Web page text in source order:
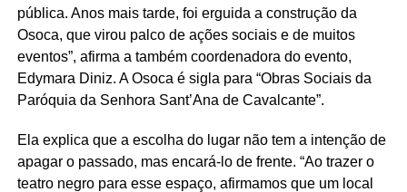
pública. Anos mais tarde, foi erguida a construção da
Osoca, que virou palco de ações sociais e de muitos
eventos”, afirma a também coordenadora do evento,
Edymara Diniz. A Osoca é sigla para “Obras Sociais da
Paróquia da Senhora Sant’Ana de Cavalcante”.
Ela explica que a escolha do lugar não tem a intenção de
apagar o passado, mas encará-lo de frente. “Ao trazer o
teatro negro para esse espaço, afirmamos que um local